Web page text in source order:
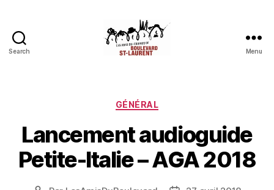
Search
boulevard
Laurent
Menu
Catégories
GÉNÉRAL
Lancement audioguide
Petite-Italie – AGA 2018